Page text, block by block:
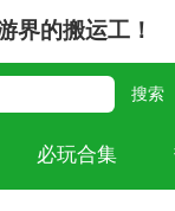
界的搬运工！
必玩合集